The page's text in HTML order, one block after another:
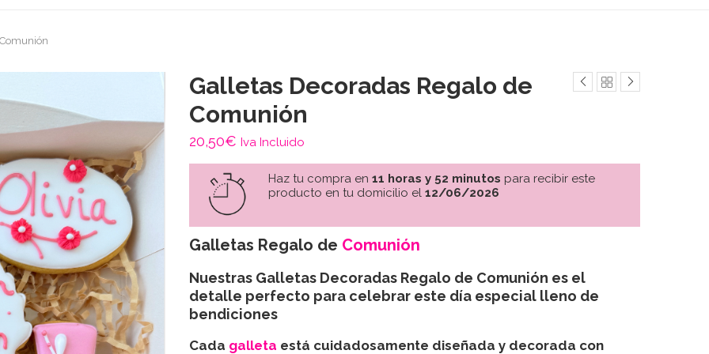
Galletas Decoradas Regalo de
Comunión
20,50€ Iva Incluido
Haz tu compra en 11 horas y 52 minutos para recibir este
producto en tu domicilio el 12/06/2026
Galletas Regalo de Comunión
Nuestras Galletas Decoradas Regalo de Comunión es el
detalle perfecto para celebrar este día especial lleno de
bendiciones
Cada galleta está cuidadosamente diseñada y decorada con